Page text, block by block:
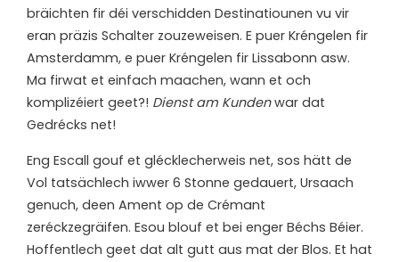
bräichten fir déi verschidden Destinatiounen vu vir
eran präzis Schalter zouzeweisen. E puer Kréngelen fir
Amsterdamm, e puer Kréngelen fir Lissabonn asw.
Ma firwat et einfach maachen, wann et och
komplizéiert geet?! Dienst am Kundenwar dat
Gedrécks net!
Eng Escall gouf et glécklecherweis net, sos hätt de
Vol tatsächlech iwwer 6 Stonne gedauert, Ursaach
genuch, deen Ament op de Crémant
zeréckzegräifen. Esou blouf et bei enger Béchs Béier.
Hoffentlech geet dat alt gutt aus mat der Blos. Et hat